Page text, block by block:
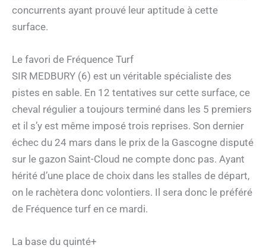
concurrents ayant prouvé leur aptitude à cette
surface.
Le favori de Fréquence Turf
SIR MEDBURY (6) est un véritable spécialiste des
pistes en sable. En 12 tentatives sur cette surface, ce
cheval régulier a toujours terminé dans les 5 premiers
et il s’y est même imposé trois reprises. Son dernier
échec du 24 mars dans le prix de la Gascogne disputé
sur le gazon Saint-Cloud ne compte donc pas. Ayant
hérité d’une place de choix dans les stalles de départ,
on le rachètera donc volontiers. Il sera donc le préféré
de Fréquence turf en ce mardi.
La base du quinté+